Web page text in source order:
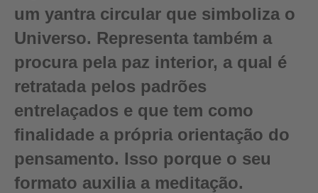
um yantra circular que simboliza o
Universo. Representa também a
procura pela paz interior, a qual é
retratada pelos padrões
entrelaçados e que tem como
finalidade a própria orientação do
pensamento. Isso porque o seu
formato auxilia a meditação.